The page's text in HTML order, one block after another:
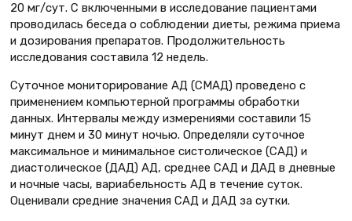
20 мг/сут. С включенными в исследование пациентами
проводилась беседа о соблюдении диеты, режима приема
и дозирования препаратов. Продолжительность
исследования составила 12 недель.
Суточное мониторирование АД (СМАД) проведено с
применением компьютерной программы обработки
данных. Интервалы между измерениями составили 15
минут днем и 30 минут ночью. Определяли суточное
максимальное и минимальное систолическое (САД) и
диастолическое (ДАД) АД, среднее САД и ДАД в дневные
и ночные часы, вариабельность АД в течение суток.
Оценивали средние значения САД и ДАД за сутки.